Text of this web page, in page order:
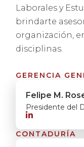
Laborales y
brindarte
organización,
disciplinas.
GERENCIA
Felipe M.
Presidente del

CONTADURÍA